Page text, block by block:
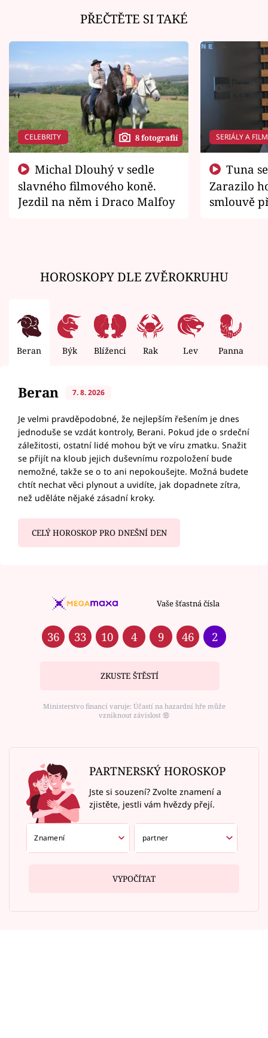
PŘEČTĚTE SI TAKÉ
CELEBRITY 8 fotografií
slavného filmového koně.
Jezdil na něm i Draco Malfoy
SERIÁLY A
Zarazilo
smlouvě
HOROSKOPY DLE ZVĚROKRUHU
Beran Býk Blíženci Rak Lev Panna
Beran 7. 8. 2026
Je velmi pravděpodobné, že nejlepším řešením je dnes
jednoduše se vzdát kontroly, Berani. Pokud jde o srdeční
záležitosti, ostatní lidé mohou být ve víru zmatku. Snažit
se přijít na kloub jejich duševnímu rozpoložení bude
nemožné, takže se o to ani nepokoušejte. Možná budete
chtít nechat věci plynout a uvidíte, jak dopadnete zítra,
než uděláte nějaké zásadní kroky.
CELÝ HOROSKOP PRO DNEŠNÍ DEN
Vaše šťastná čísla
36 33 10 4 9 46 2
ZKUSTE ŠTĚSTÍ
Ministerstvo financí varuje: Účastí na hazardní hře může
vzniknout závislost ⑱
PARTNERSKÝ HOROSKOP
Jste si souzení? Zvolte znamení a
zjistěte, jestli vám hvězdy přejí.
VYPOČÍTAT